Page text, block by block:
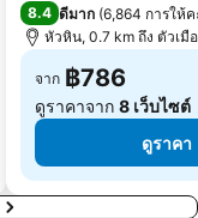
8.4 ดีมาก (6,864 การให้
หัวหิน, 0.7 km ถึง ตัวเมื
จาก ฿786
ดูราคาจาก 8 เว็บไซต์
ดูราคา